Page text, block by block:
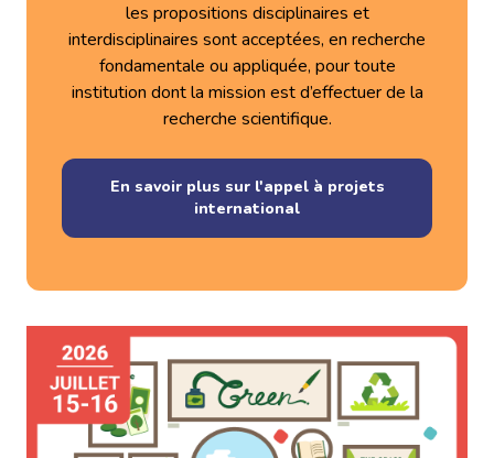
les propositions disciplinaires et
interdisciplinaires sont acceptées, en recherche
fondamentale ou appliquée, pour toute
institution dont la mission est d’effectuer de la
recherche scientifique.
En savoir plus sur l'appel à projets
international